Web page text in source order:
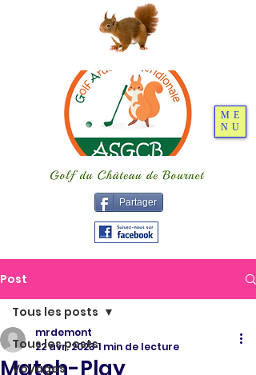
Partager
ME
NU
Post
Tous les posts
Voyages
Tous les posts
Match-Play
mrdemont
22 avr. 20231 min de lecture